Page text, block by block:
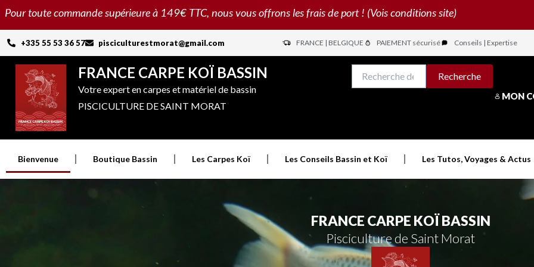
Aller
contenu
Pour toute commande supérieure à 149€ TTC, nous vous offrons les frais de port ! (Vois conditions site)
+335 55 53 36 57 pisciculturestmorat@gmail.com FRANCE | BELGIQUE PAIEMENT sécurisé Conseils | Expertise
FRANCE CARPE KOÏ BASSIN
Votre expert en carpes et matériel de bassin
PISCICULTURE DE SAINT MORAT
pour :
Recherche
MON
Bienvenue Boutique Bassin Les Carpes Koï Les Conseils Bassin et Koï Les Tutos, Voyages & Actus
FRANCE CARPE KOÏ BASSIN
Pisciculture de Saint Morat